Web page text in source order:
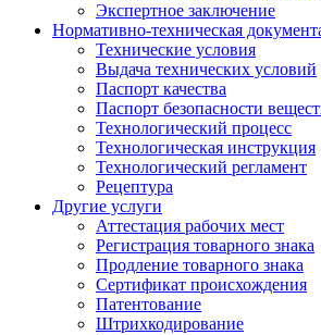
Экспертное заключение
Нормативно-техническая
Технические условия
Выдача технических условий
Паспорт качества
Паспорт безопасности
Технологический процесс
Технологическая инструкция
Технологический регламент
Рецептура
Другие услуги
Аттестация рабочих мест
Регистрация товарного знака
Продление товарного знака
Сертификат происхождения
Патентование
Штрихкодирование